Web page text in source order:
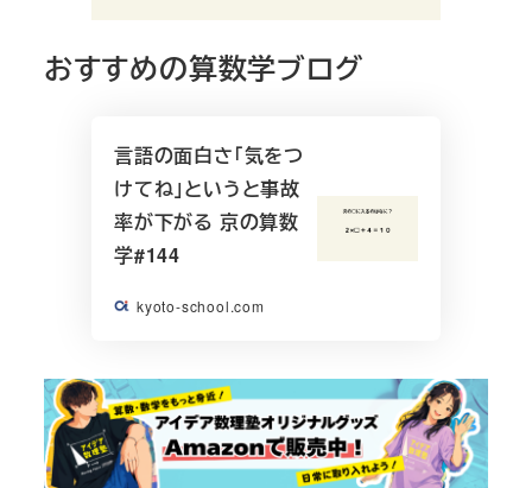
おすすめの算数学ブログ
言語の面白さ「気をつ
けてね」というと事故
率が下がる 京の算数
学#144
kyoto-school.com